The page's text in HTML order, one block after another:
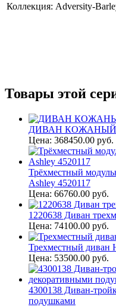
Коллекция: Adversity-
Товары этой
ДИВАН КОЖАНЫЙ
Цена: 368450.00 руб.
Трёхместный
Ashley 4520117
Цена: 66760.00 руб.
1220638 Диван
Цена: 74100.00 руб.
Трехместный диван
Цена: 53500.00 руб.
4300138 Диван-
подушками